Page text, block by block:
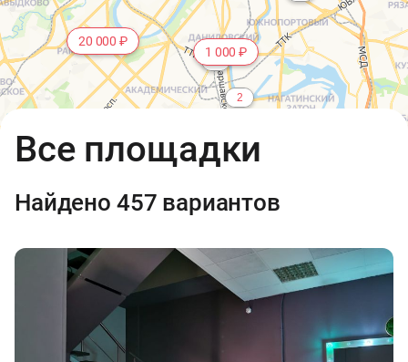
Все площадки
Найдено 457 вариантов
20 000 ₽
10 000 ₽
1 000 ₽
2